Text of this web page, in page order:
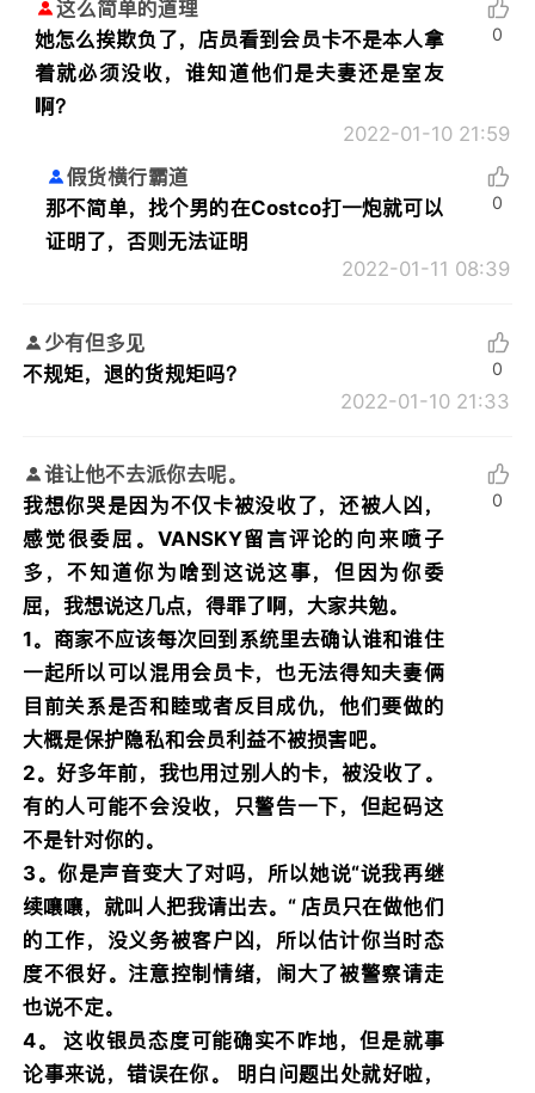
这么简单的道理
她怎么挨欺负了，店员看到会员卡不是本人拿
着就必须没收，谁知道他们是夫妻还是室友
啊？
2022-01-10 21:59
0
假货横行霸道
那不简单，找个男的在Costco打一炮就可以
证明了，否则无法证明
2022-01-11 08:39
0
少有但多见
不规矩，退的货规矩吗？
2022-01-10 21:33
0
谁让他不去派你去呢。
我想你哭是因为不仅卡被没收了，还被人凶，
感觉很委屈。VANSKY留言评论的向来喷子
多，不知道你为啥到这说这事，但因为你委
屈，我想说这几点，得罪了啊，大家共勉。
1。商家不应该每次回到系统里去确认谁和谁住
一起所以可以混用会员卡，也无法得知夫妻俩
目前关系是否和睦或者反目成仇，他们要做的
大概是保护隐私和会员利益不被损害吧。
2。好多年前，我也用过别人的卡，被没收了。
有的人可能不会没收，只警告一下，但起码这
不是针对你的。
3。你是声音变大了对吗，所以她说“说我再继
续嚷嚷，就叫人把我请出去。“ 店员只在做他们
的工作，没义务被客户凶，所以估计你当时态
度不很好。注意控制情绪，闹大了被警察请走
也说不定。
4。 这收银员态度可能确实不咋地，但是就事
论事来说，错误在你。 明白问题出处就好啦，
0